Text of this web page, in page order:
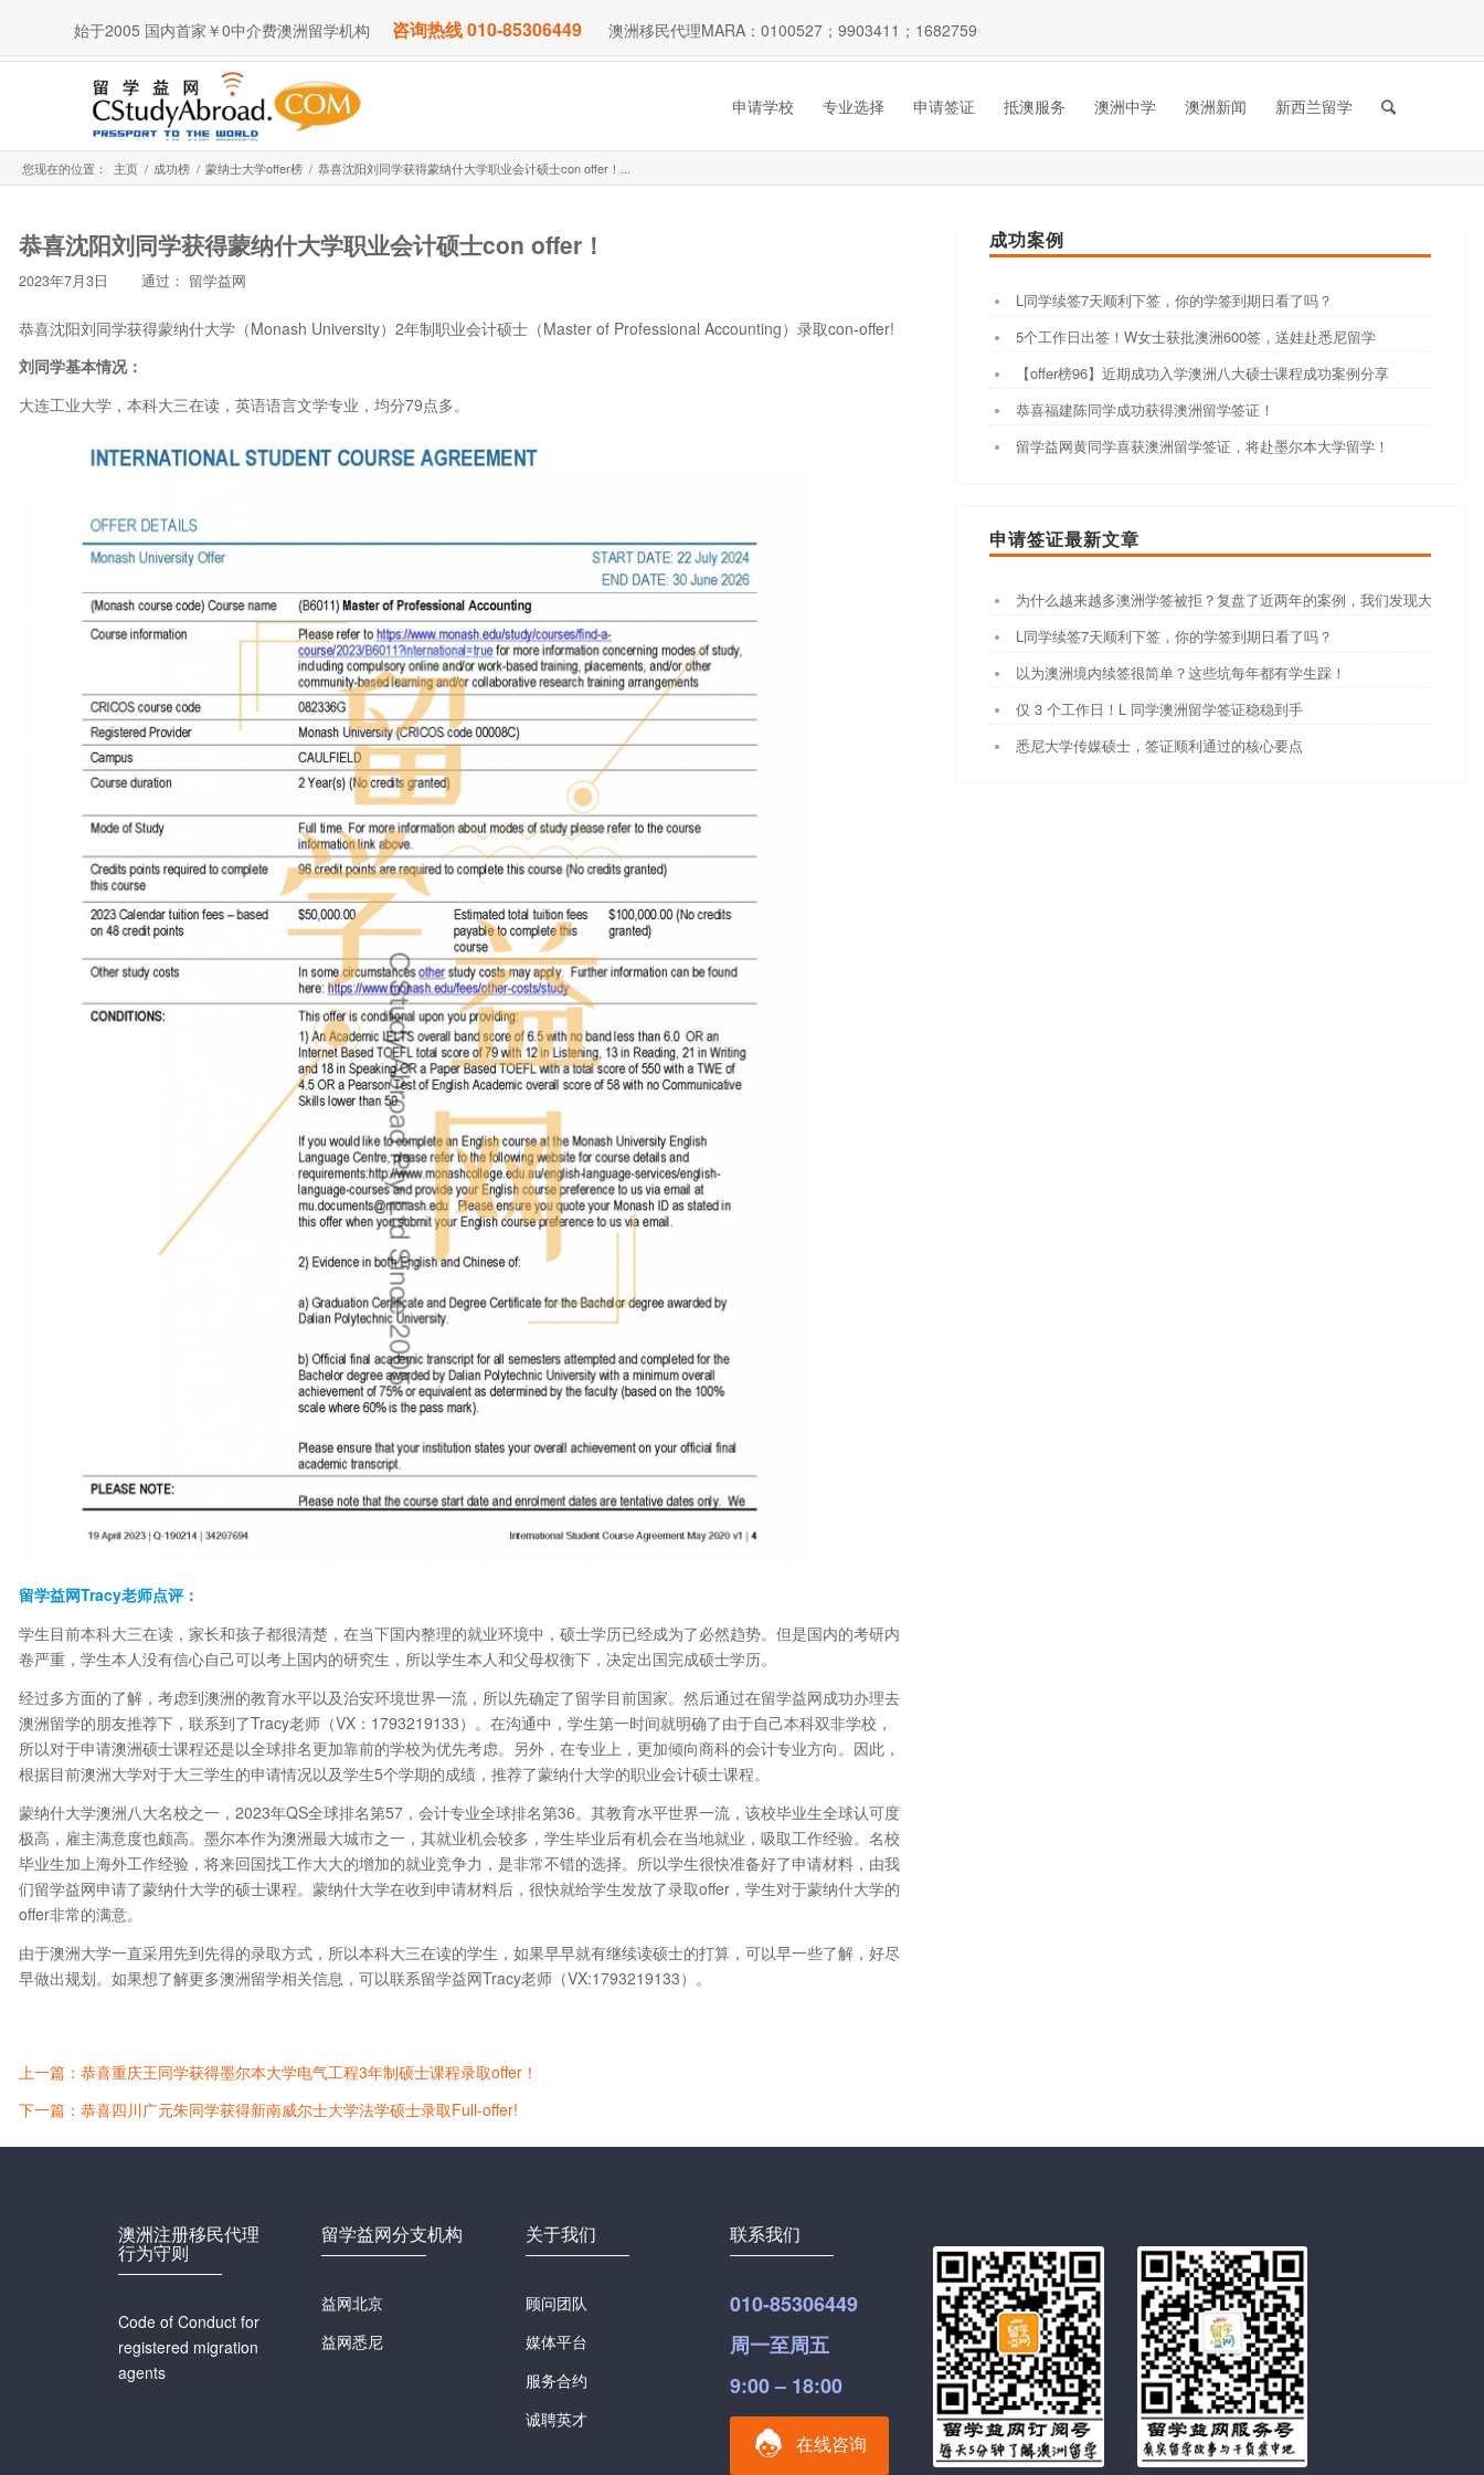
始于2005 国内首家￥0中介费澳洲留学机构 咨询热线 010-85306449 澳洲移民代理MARA：0100527；9903411；1682759
申请学校 专业选择 申请签证 抵澳服务 澳洲中学 澳洲新闻 新西兰留学
您现在的位置： 主页 / 成功榜 / 蒙纳士大学offer榜 / 恭喜沈阳刘同学获得蒙纳什大学职业会计硕士con offer！...
恭喜沈阳刘同学获得蒙纳什大学职业会计硕士con offer！
2023年7月3日 通过： 留学益网
恭喜沈阳刘同学获得蒙纳什大学（Monash University）2年制职业会计硕士（Master of Professional Accounting）录取con-offer!
刘同学基本情况：
大连工业大学，本科大三在读，英语语言文学专业，均分79点多。
留学益网Tracy老师点评：
学生目前本科大三在读，家长和孩子都很清楚，在当下国内整理的就业环境中，硕士学历已经成为了必然趋势。但是国内的考研内
卷严重，学生本人没有信心自己可以考上国内的研究生，所以学生本人和父母权衡下，决定出国完成硕士学历。
经过多方面的了解，考虑到澳洲的教育水平以及治安环境世界一流，所以先确定了留学目前国家。然后通过在留学益网成功办理去
澳洲留学的朋友推荐下，联系到了Tracy老师（VX：1793219133）。在沟通中，学生第一时间就明确了由于自己本科双非学校，
所以对于申请澳洲硕士课程还是以全球排名更加靠前的学校为优先考虑。另外，在专业上，更加倾向商科的会计专业方向。因此，
根据目前澳洲大学对于大三学生的申请情况以及学生5个学期的成绩，推荐了蒙纳什大学的职业会计硕士课程。
蒙纳什大学澳洲八大名校之一，2023年QS全球排名第57，会计专业全球排名第36。其教育水平世界一流，该校毕业生全球认可度
极高，雇主满意度也颇高。墨尔本作为澳洲最大城市之一，其就业机会较多，学生毕业后有机会在当地就业，吸取工作经验。名校
毕业生加上海外工作经验，将来回国找工作大大的增加的就业竞争力，是非常不错的选择。所以学生很快准备好了申请材料，由我
们留学益网申请了蒙纳什大学的硕士课程。蒙纳什大学在收到申请材料后，很快就给学生发放了录取offer，学生对于蒙纳什大学的
offer非常的满意。
由于澳洲大学一直采用先到先得的录取方式，所以本科大三在读的学生，如果早早就有继续读硕士的打算，可以早一些了解，好尽
早做出规划。如果想了解更多澳洲留学相关信息，可以联系留学益网Tracy老师（VX:1793219133）。
上一篇：恭喜重庆王同学获得墨尔本大学电气工程3年制硕士课程录取offer！
下一篇：恭喜四川广元朱同学获得新南威尔士大学法学硕士录取Full-offer!
成功案例
L同学续签7天顺利下签，你的学签到期日看了吗？
5个工作日出签！W女士获批澳洲600签，送娃赴悉尼留学
【offer榜96】近期成功入学澳洲八大硕士课程成功案例分享
恭喜福建陈同学成功获得澳洲留学签证！
留学益网黄同学喜获澳洲留学签证，将赴墨尔本大学留学！
申请签证最新文章
为什么越来越多澳洲学签被拒？复盘了近两年的案例，我们发现大家都踩
L同学续签7天顺利下签，你的学签到期日看了吗？
以为澳洲境内续签很简单？这些坑每年都有学生踩！
仅 3 个工作日！L 同学澳洲留学签证稳稳到手
悉尼大学传媒硕士，签证顺利通过的核心要点
澳洲注册移民代理
行为守则
Code of Conduct for
registered migration
agents
留学益网分支机构
益网北京
益网悉尼
关于我们
顾问团队
媒体平台
服务合约
诚聘英才
联系我们
010-85306449
周一至周五
9:00 – 18:00
在线咨询